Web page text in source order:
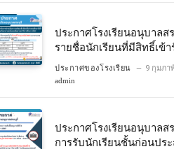
ประกาศโรงเรียนอนุบาลส
รายชื่อนักเรียนที่มีสิทธิ์เข้า
ประเมินความพร้อมเข้าเรี
ศึกษาปีที่ 1 โครงการห้องเ
ประกาศของโรงเรียน 9 กุมภา
admin
ประกาศโรงเรียนอนุบาลสระบุรี
การรับนักเรียนชั้นก่อนปร